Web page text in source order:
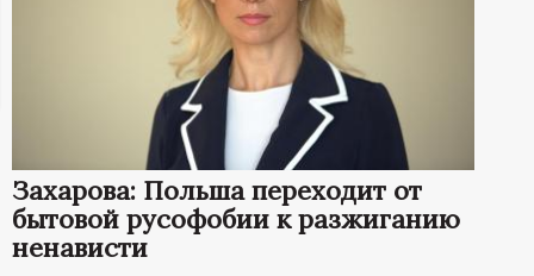
и
о
Захарова: Польша переходит от
бытовой русофобии к разжиганию
ненависти